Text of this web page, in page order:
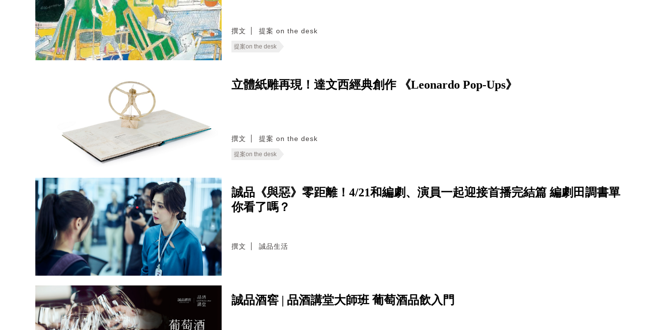
撰文 提案 on the desk
提案on the desk
立體紙雕再現！達文西經典創作 《Leonardo Pop-Ups》
撰文 提案 on the desk
提案on the desk
誠品《與惡》零距離！4/21和編劇、演員一起迎接首播完結篇 編劇田調書單
你看了嗎？
撰文 誠品生活
誠品酒窖 | 品酒講堂大師班 葡萄酒品飲入門